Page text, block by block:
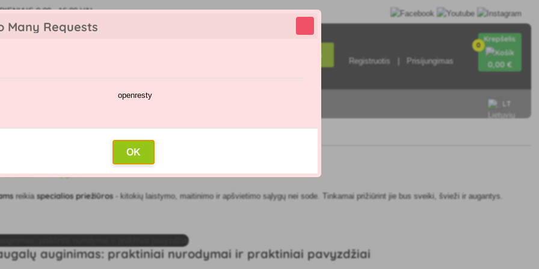
Many Requests
openresty
OK
9:00 - 16:00 VAL
Paieška
Registruotis Prisijungimas
0
Krepšelis
0,00 €
LT
sodas»Namų gėlės
reikia specialios priežiūros- kitokių laistymo, maitinimo ir apšvietimo sąlygų nei sode. Tinkamai prižiūrint jie bus sveiki, švieži ir augantys.
auginimas: praktiniai nurodymai ir praktiniai pavyzdžiai